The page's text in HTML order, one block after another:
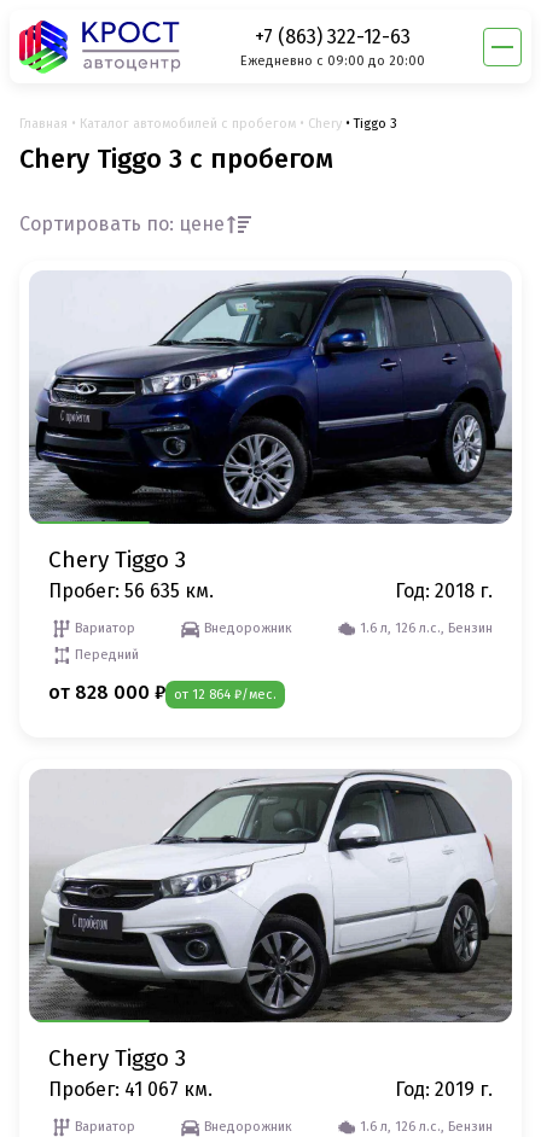
+7 (863) 322-12-63
Ежедневно с 09:00 до 20:00
Главная Каталог автомобилей с пробегом Chery Tiggo 3
Chery Tiggo 3 с пробегом
Сортировать по: цене
Chery Tiggo 3
Пробег: 56 635 км. Год: 2018 г.
Вариатор Внедорожник
1.6 л, 126 л.с., Бензин
Передний
от 828 000 ₽ от 12 864 ₽/мес.
Chery Tiggo 3
Пробег: 41 067 км. Год: 2019 г.
Вариатор Внедорожник
1.6 л, 126 л.с., Бензин